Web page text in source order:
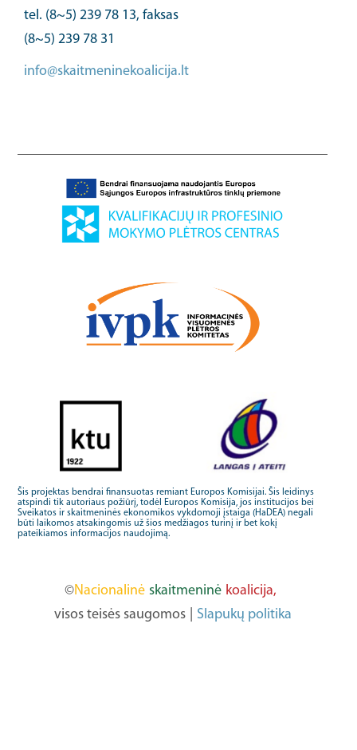
tel. (8~5) 239 78 13, faksas
(8~5) 239 78 31
info@skaitmeninekoalicija.lt
Šis projektas bendrai finansuotas remiant Europos Komisijai. Šis leidinys
atspindi tik autoriaus požiūrį, todėl Europos Komisija, jos institucijos bei
Sveikatos ir skaitmeninės ekonomikos vykdomoji įstaiga (HaDEA) negali
būti laikomos atsakingomis už šios medžiagos turinį ir bet kokį
pateikiamos informacijos naudojimą.
©Nacionalinė skaitmeninė koalicija,
visos teisės saugomos
Slapukų politika